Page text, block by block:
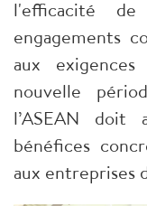
l'efficacité
engagements
aux
nouvelle
l’ASEAN
bénéfices
aux entreprises